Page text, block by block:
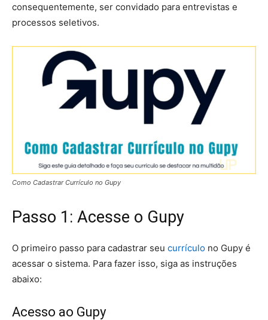
consequentemente, ser convidado para entrevistas e
processos seletivos.
Como Cadastrar Currículo no Gupy
Passo 1: Acesse o Gupy
O primeiro passo para cadastrar seu currículo no Gupy é
acessar o sistema. Para fazer isso, siga as instruções
abaixo:
Acesso ao Gupy